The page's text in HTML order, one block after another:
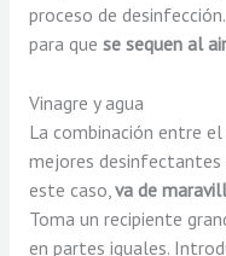
proceso de
para que se sequen al
Vinagre y agua
La combinación entre
mejores desinfectantes
este caso, va de
Toma un recipiente
en partes iguales.